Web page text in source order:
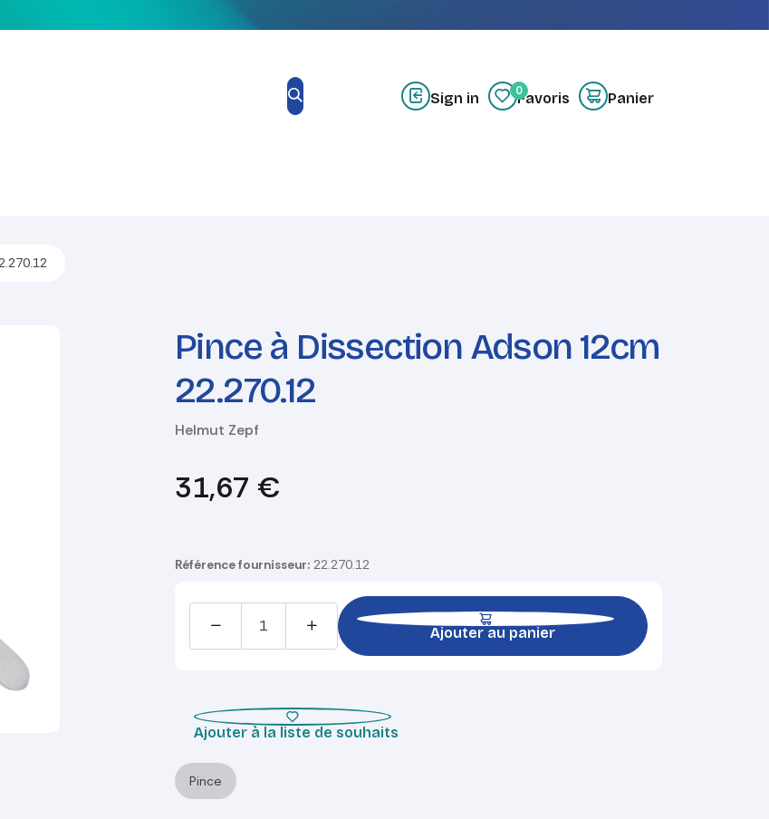
Sign in 0
Favoris Panier
Pince à Dissection Adson 12cm
22.270.12
Helmut Zepf
31,67 €
Référence fournisseur: 22.270.12
Ajouter au panier
Ajouter à la liste de souhaits
Pince